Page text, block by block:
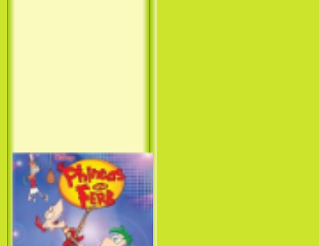
Фархат: Принц Персии /
Farhat: The Prince of the